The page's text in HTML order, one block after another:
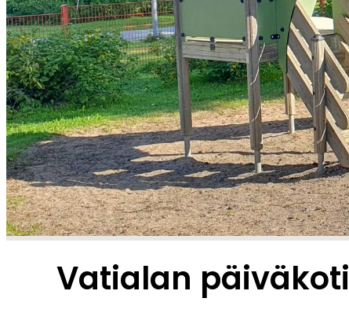
Vatialan päiväkoti